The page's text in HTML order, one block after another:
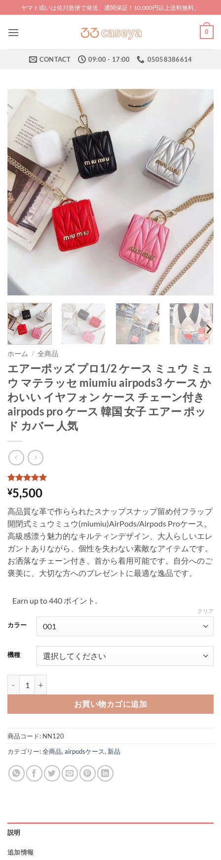
to
content
ヤマト或いは佐川急便で発送、通関保証！10,000円以上送料無料。
0
CONTACT 09:00 - 17:00 05058386614
ホーム / 全商品
エアーポッズ プロ1/2 ケース ミュウ ミュ
ウ マテラッセ miumiu airpods3 ケース か
わいい イヤフォン ケース チェーン付き
airpods pro ケース 韓国 女子 エアー ポッ
ド カバー 人気
2
件の利用者
評価に基づ
価のうち、
5点
¥5,500
高品質な革で作らられたスナップスナップ留め付フラップ
開閉式ミュウミュウ(miumiu)AirPods/Airpods Proケース。
高級感漂う魅力的なキルティンデザイン、大人らしいエレ
ガントありながら、個性を失わない素敵なアイテムです。
お洒落なチェーン付き、首から着用可能です。自分へのご
褒美に、大切な方へのプレゼントに最適な逸品です。
Earn up to 440 ポイント.
カラー
機種
クリア
お買い物カゴに追加
商品コード: NN120
カテゴリー:全商品, airpodsケース, 新品
説明
追加情報